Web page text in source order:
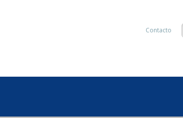
Contacto